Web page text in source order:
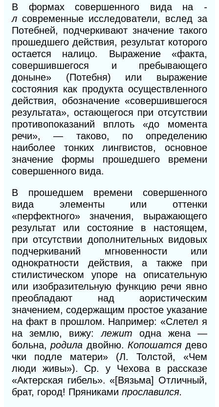
В формах совершенного вида на -
л современные исследователи, вслед за
Потебней, подчеркивают значение такого
прошедшего действия, результат которого
остается налицо. Выражение «факта,
совершившегося и пребывающего
доныне» (Потебня) или выражение
состояния как продукта осуществленного
действия, обозначение «совершившегося
результата», остающегося при отсутствии
противопоказаний вплоть «до момента
речи», — таково, по определению
наиболее тонких лингвистов, основное
значение формы прошедшего времени
совершенного вида.
В прошедшем времени совершенного
вида элементы или оттенки
«перфектного» значения, выражающего
результат или состояние в настоящем,
при отсутствии дополнительных видовых
подчеркиваний мгновенности или
однократности действия, а также при
стилистическом упоре на описательную
или изобразительную функцию речи явно
преобладают над аористическим
значением, содержащим простое указание
на факт в прошлом. Например: «Слетел я
на землю, вижу:лежит одна жена —
больна,родила двойню. Копошатся дево
чки подле матери» (Л. Толстой, «Чем
люди живы»). Ср. у Чехова в рассказе
«Актерская гибель». «[Вязьма] Отличный,
брат, город! Пряниками прославился.